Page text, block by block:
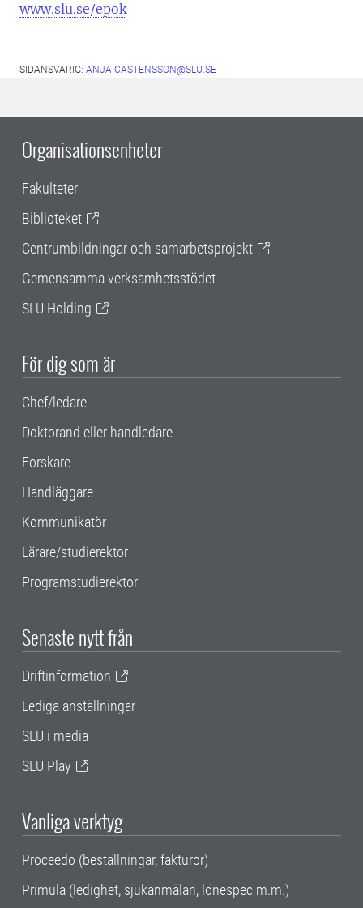
www.slu.se/epok
SIDANSVARIG: ANJA.CASTENSSON@SLU.SE
Organisationsenheter
Fakulteter
Biblioteket
Centrumbildningar och samarbetsprojekt
Gemensamma verksamhetsstödet
SLU Holding
För dig som är
Chef/ledare
Doktorand eller handledare
Forskare
Handläggare
Kommunikatör
Lärare/studierektor
Programstudierektor
Senaste nytt från
Driftinformation
Lediga anställningar
SLU i media
SLU Play
Vanliga verktyg
Proceedo (beställningar, fakturor)
Primula (ledighet, sjukanmälan, lönespec m.m.)